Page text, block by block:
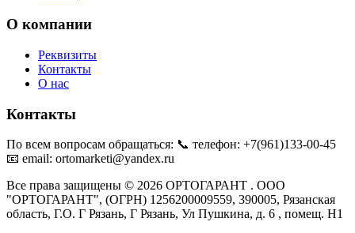
О компании
Реквизиты
Контакты
О нас
Контакты
По всем вопросам обращаться: 📞 телефон: +7(961)133-00-45
📧 email: ortomarketi@yandex.ru
Все права защищены © 2026 ОРТОГАРАНТ . ООО
"ОРТОГАРАНТ", (ОГРН) 1256200009559, 390005, Рязанская
область, Г.О. Г Рязань, Г Рязань, Ул Пушкина, д. 6 , помещ. Н1